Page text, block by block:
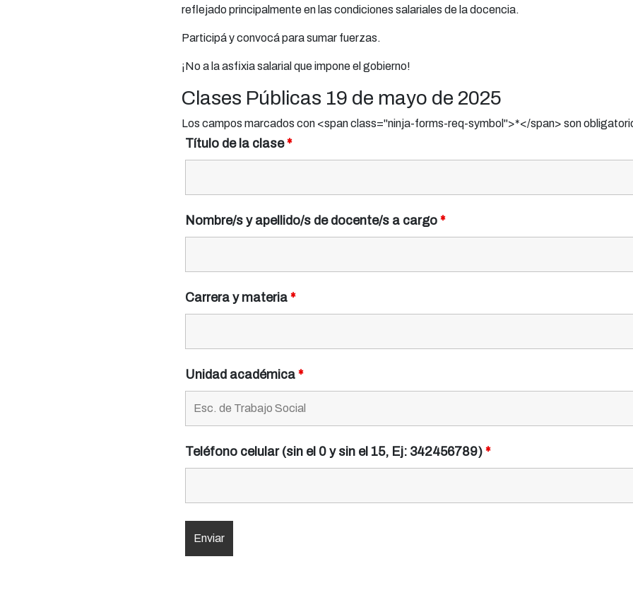
reflejado principalmente en las condiciones salariales de la docencia.
Participá y convocá para sumar fuerzas.
¡No a la asfixia salarial que impone el gobierno!
Clases Públicas 19 de mayo de 2025
Los campos marcados con <span class="ninja-forms-req-symbol">*</span> son
Título de la clase*
Nombre/s y apellido/s de docente/s a cargo*
Carrera y materia*
Unidad académica*
Teléfono celular (sin el 0 y sin el 15, Ej: 342456789)*